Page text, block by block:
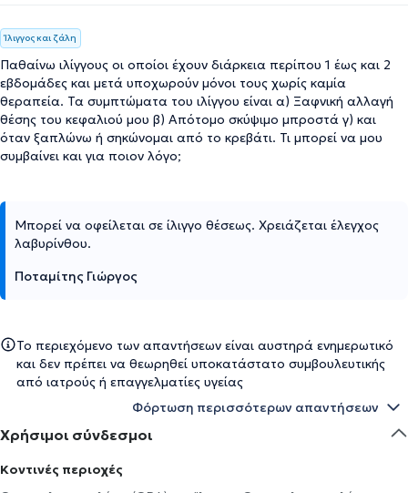
Ίλιγγος και ζάλη
Παθαίνω ιλίγγους οι οποίοι έχουν διάρκεια περίπου 1 έως και 2
εβδομάδες και μετά υποχωρούν μόνοι τους χωρίς καμία
θεραπεία. Τα συμπτώματα του ιλίγγου είναι α) Ξαφνική αλλαγή
θέσης του κεφαλιού μου β) Απότομο σκύψιμο μπροστά γ) και
όταν ξαπλώνω ή σηκώνομαι από το κρεβάτι. Τι μπορεί να μου
συμβαίνει και για ποιον λόγο;
Μπορεί να οφείλεται σε ίλιγγο θέσεως. Χρειάζεται έλεγχος
λαβυρίνθου.
Ποταμίτης Γιώργος
Το περιεχόμενο των απαντήσεων είναι αυστηρά ενημερωτικό
και δεν πρέπει να θεωρηθεί υποκατάστατο συμβουλευτικής
από ιατρούς ή επαγγελματίες υγείας
Φόρτωση περισσότερων απαντήσεων
Χρήσιμοι σύνδεσμοι
Κοντινές περιοχές